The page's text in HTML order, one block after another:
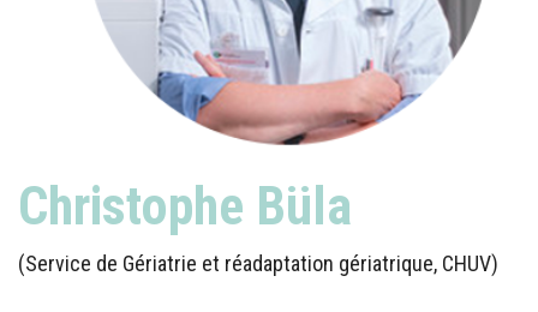
Christophe Büla
(Service de Gériatrie et réadaptation gériatrique, CHUV)